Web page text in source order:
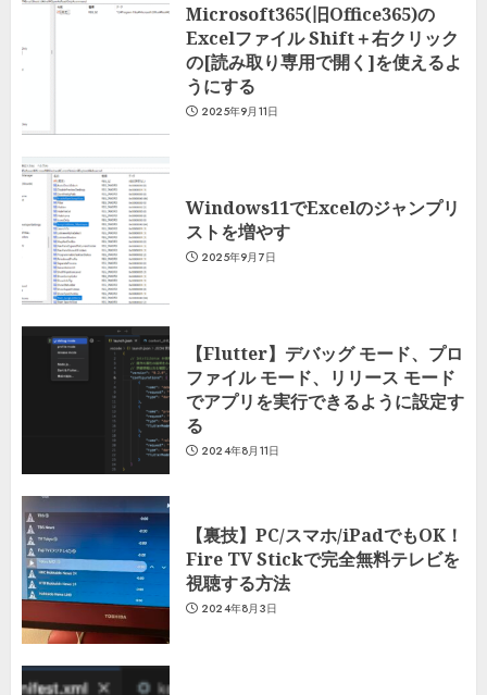
Microsoft365(旧Office365)の
Excelファイル Shift＋右クリック
の[読み取り専用で開く]を使えるよ
うにする
2025年9月11日
Windows11でExcelのジャンプリ
ストを増やす
2025年9月7日
【Flutter】デバッグ モード、プロ
ファイル モード、リリース モード
でアプリを実行できるように設定す
る
2024年8月11日
【裏技】PC/スマホ/iPadでもOK！
Fire TV Stickで完全無料テレビを
視聴する方法
2024年8月3日